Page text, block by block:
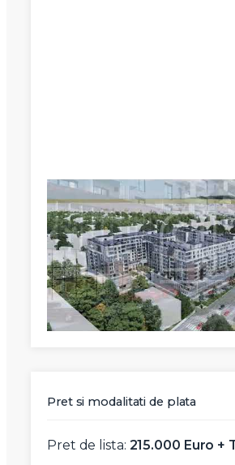
Pret si modalitati de plata
Pret de lista: 215.000 Euro +
Vreau sa fiu
Nume